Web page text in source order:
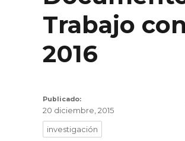
Trabajo
2016
Publicado
el
Publicado:
20 diciembre, 2015
Etiquetas
investigación